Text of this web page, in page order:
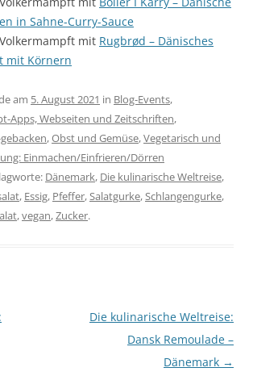
in Sahne-Curry-Sauce
mit Rugbrød – Dänisches
mit Körnern
am 5. August 2021 in Blog-Events,
Apps, Webseiten und Zeitschriften,
,Obst und Gemüse,Vegetarisch und
Einmachen/Einfrieren/Dörren
Dänemark, Die kulinarische Weltreise,
, Essig, Pfeffer,Salatgurke,Schlangengurke,
,vegan,Zucker.
Die kulinarische Weltreise:
Dansk Remoulade –
Dänemark →